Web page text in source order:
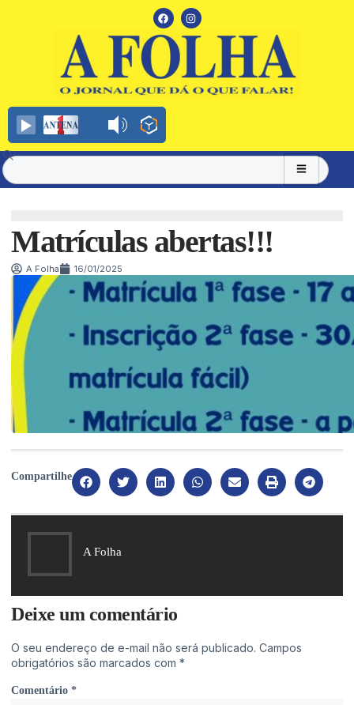
Matrículas abertas!!!
A Folha 16/01/2025
Compartilhe
A Folha
Deixe um comentário
O seu endereço de e-mail não será publicado. Campos
obrigatórios são marcados com *
Comentário *